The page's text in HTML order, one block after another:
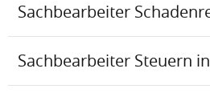
Sachbearbeiter
Sachbearbeiter Steuern